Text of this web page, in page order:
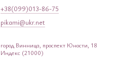
+38(099)013-86-75
pikami@ukr.net
город Винница, проспект Юности, 18
Индекс (21000)